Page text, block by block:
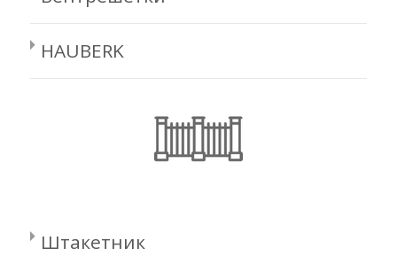
HAUBERK
Штакетник